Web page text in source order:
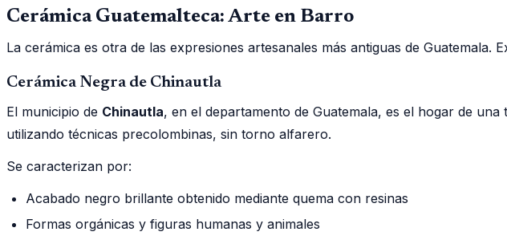
Cerámica Guatemalteca: Arte en Barro
La cerámica es otra de las expresiones artesanales más antiguas de Guatemala.
Cerámica Negra de Chinautla
El municipio de Chinautla, en el departamento de Guatemala, es el hogar de
utilizando técnicas precolombinas, sin torno alfarero.
Se caracterizan por:
Acabado negro brillante obtenido mediante quema con resinas
Formas orgánicas y figuras humanas y animales